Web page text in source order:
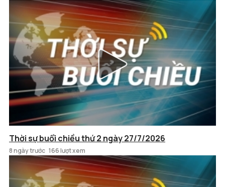
Thời sự buổi chiều thứ 2 ngày 27/7/2026
8 ngày trước 166 lượt xem